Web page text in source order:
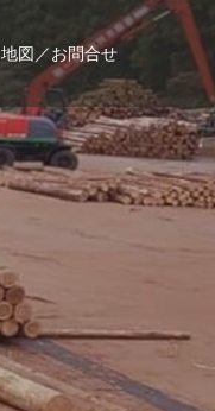
地図／お問合せ